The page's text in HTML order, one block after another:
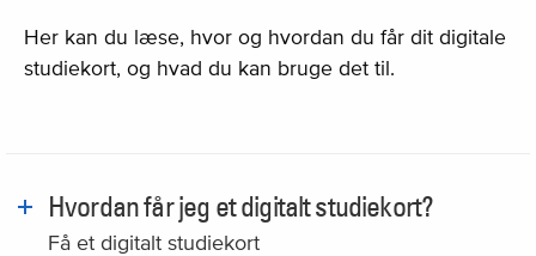
Her kan du læse, hvor og hvordan du får dit digitale
studiekort, og hvad du kan bruge det til.
Hvordan får jeg et digitalt studiekort?
Få et digitalt studiekort